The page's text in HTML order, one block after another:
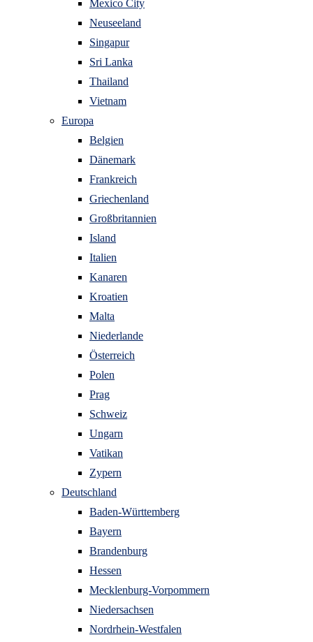
Mexico City
Neuseeland
Singapur
Sri Lanka
Thailand
Vietnam
Europa
Belgien
Dänemark
Frankreich
Griechenland
Großbritannien
Island
Italien
Kanaren
Kroatien
Malta
Niederlande
Österreich
Polen
Prag
Schweiz
Ungarn
Vatikan
Zypern
Deutschland
Baden-Württemberg
Bayern
Brandenburg
Hessen
Mecklenburg-Vorpommern
Niedersachsen
Nordrhein-Westfalen